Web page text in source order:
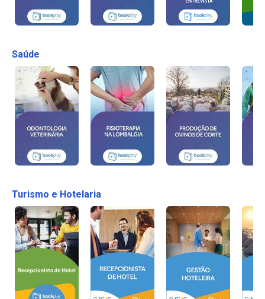
Saúde
Turismo e Hotelaria